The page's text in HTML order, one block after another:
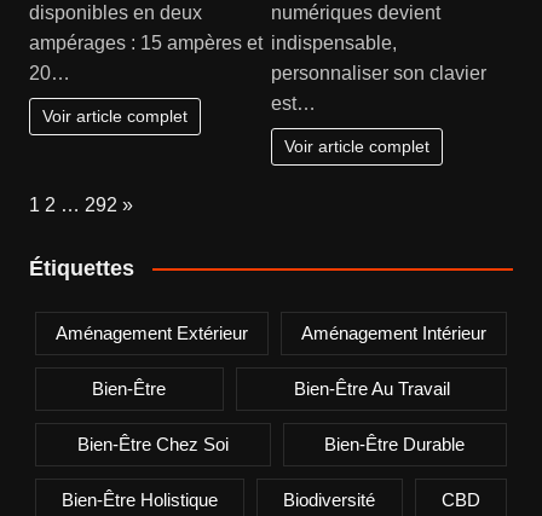
disponibles en deux
ampérages : 15 ampères et
20…
Voir article complet
numériques devient
indispensable,
personnaliser son clavier
est…
Voir article complet
Page:
1 2 … 292 Next
»
Étiquettes
Aménagement Extérieur Aménagement Intérieur
Bien-Être Bien-Être Au Travail
Bien-Être Chez Soi Bien-Être Durable
Bien-Être Holistique Biodiversité CBD